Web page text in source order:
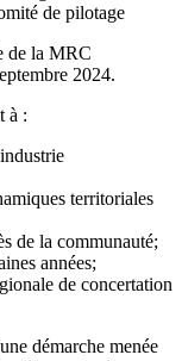
de pilotage
de la MRC
2024.
à :
territoriales
de la communauté;
années;
de concertation
démarche menée